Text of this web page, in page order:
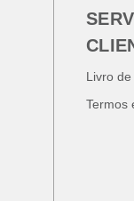
Livro
Termos